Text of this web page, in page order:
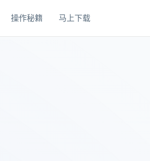
操作秘籍 马上下载